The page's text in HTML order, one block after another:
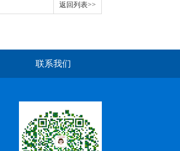
返回列表>>
联系我们